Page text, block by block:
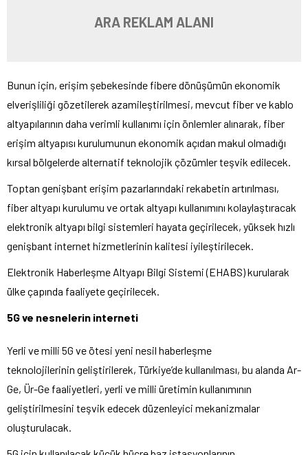
ARA REKLAM ALANI
Bunun için, erişim şebekesinde fibere dönüşümün ekonomik
elverişliliği gözetilerek azamileştirilmesi, mevcut fiber ve kablo
altyapılarının daha verimli kullanımı için önlemler alınarak, fiber
erişim altyapısı kurulumunun ekonomik açıdan makul olmadığı
kırsal bölgelerde alternatif teknolojik çözümler teşvik edilecek.
Toptan genişbant erişim pazarlarındaki rekabetin artırılması,
fiber altyapı kurulumu ve ortak altyapı kullanımını kolaylaştıracak
elektronik altyapı bilgi sistemleri hayata geçirilecek, yüksek hızlı
genişbant internet hizmetlerinin kalitesi iyileştirilecek.
Elektronik Haberleşme Altyapı Bilgi Sistemi (EHABS) kurularak
ülke çapında faaliyete geçirilecek.
5G ve nesnelerin interneti
Yerli ve milli 5G ve ötesi yeni nesil haberleşme
teknolojilerinin geliştirilerek, Türkiye’de kullanılması, bu alanda Ar-
Ge, Ür-Ge faaliyetleri, yerli ve milli üretimin kullanımının
geliştirilmesini teşvik edecek düzenleyici mekanizmalar
oluşturulacak.